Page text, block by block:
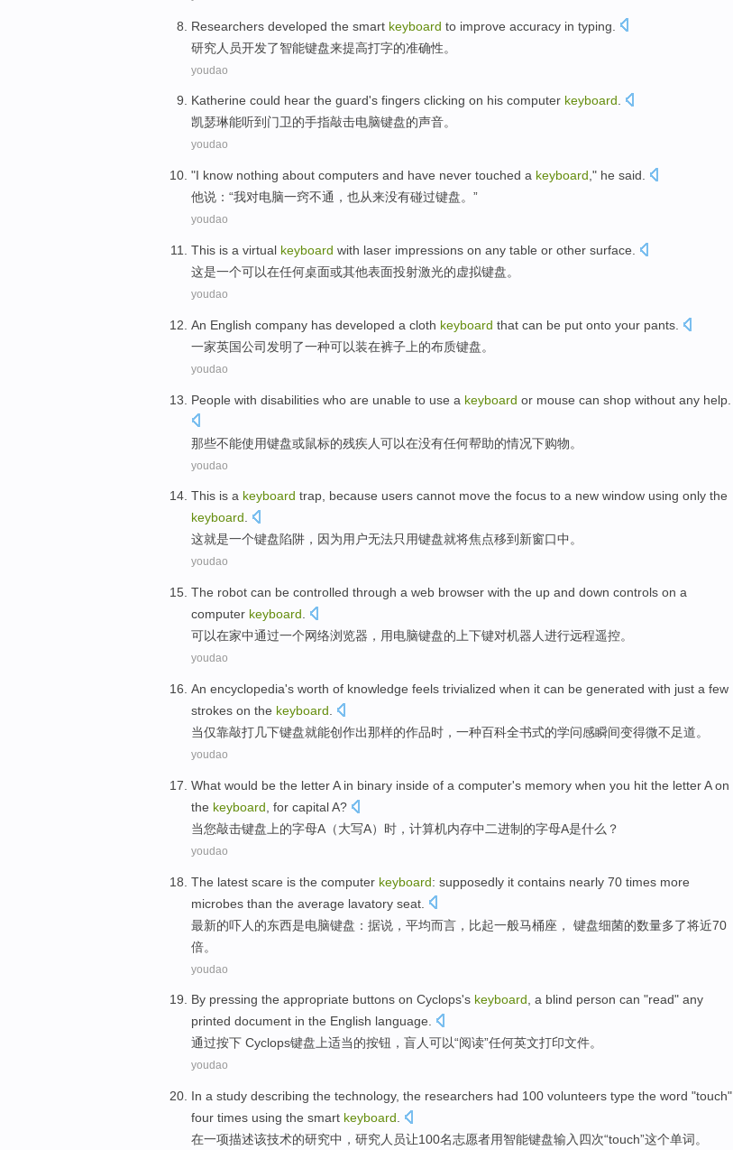
Researchers developed the smart keyboard to improve accuracy in typing
研究人员开发了智能键盘来提高打字的准确性。
youdao
Katherine could hear the guard's fingers clicking on his computer keyboard.
凯瑟琳能听到 门卫的手指敲击电脑键盘的声音。
youdao
"I know nothing about computers and have never touched a keyboard ," he said
他说：“我对电脑一窍不通，也从来没有碰过键盘。”
youdao
This is a virtual keyboard with laser impressions on any table or other surface
这是一个可以在任何桌面或其他表面投射激光的虚拟键盘。
youdao
An English company has developed a cloth keyboard that can be put onto your pants
一家英国公司 发明了一种可以装在裤子 上的布质键盘。
youdao
People with disabilities who are unable to use a keyboard or mouse can shop without any help
那些不能使用键盘或鼠标的残疾人可以在没有任何帮助的情况下购物。
youdao
This is a keyboard trap, because users cannot move the focus to a new window using only the
keyboard.
这就是一个键盘陷阱 ， 因为用户无法只用键盘就将焦点移到 新窗口中。
youdao
The robot can be controlled through a web browser with the up and down controls on a
computer keyboard
可以在家中通过一个网络浏览器 ， 用电脑键盘的 上下键对机器人进行远程遥控。
youdao
An encyclopedia's worth of knowledge feels trivialized when it can be generated with just a few
strokes on the keyboard
当仅靠敲打几下键盘就能创作出那样的作品时， 一种百科全书式的学问感瞬间变得微不足道。
youdao
What would be the letterA in binary inside of a computer's memory when you hit the letter Aon
the keyboard , for capitalA?
当您敲击键盘 上的字母A （大写A）时， 计算机内存中 二进制的字母A是什么 ？
youdao
The latest scare is the computer keyboard: supposedly it contains nearly 70 times more
microbes than the average lavatory seat
最新的吓人 的东西是电脑键盘 ： 据说 ， 平均而言 ， 比起一般马桶座， 键盘细菌的数量多了将近70
倍。
youdao
By pressing the appropriate buttons on Cyclops's keyboard, a blind person can "read" any
printed document in the English language.
通过按下 Cyclops键盘上适当的按钮 ， 盲人可以“阅读”任何英文打印文件。
youdao
In a study describing the technology, the researchers had 100 volunteers type the word "touch"
four times using the smart keyboard
在一项描述该技术的研究中，研究人员让100名志愿者用智能键盘输入 四次“touch”这个单词 。